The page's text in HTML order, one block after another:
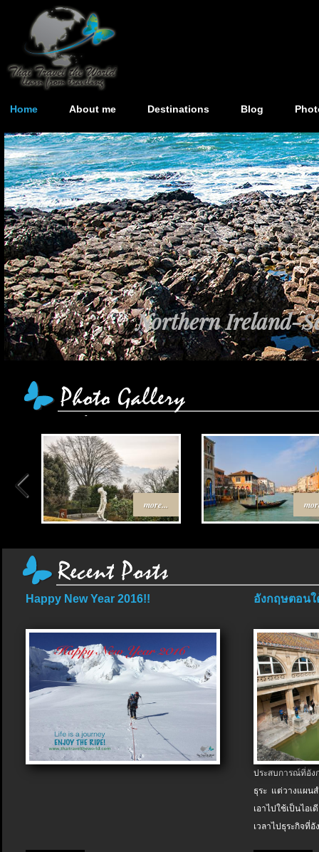
Home About me Destinations Blog
Northern Ireland-
more...
Happy New Year 2016!! อังกฤษตอนใ
ประสบการณ์ที่อัง
ธุระ แต่วางแผน
เอาไปใช้เป็นไอ
เวลาไปธุระกิจที่อั